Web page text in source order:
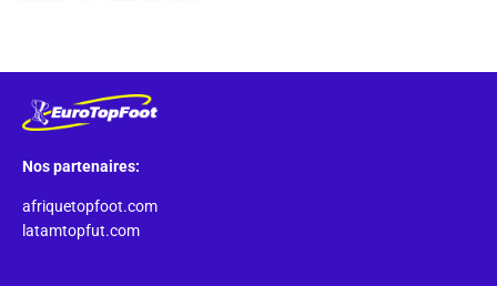
Nos partenaires:
afriquetopfoot.com
latamtopfut.com